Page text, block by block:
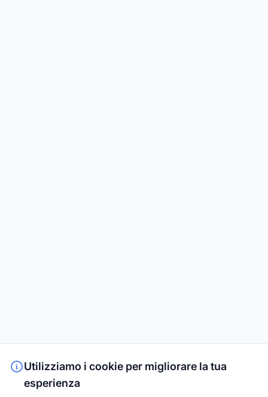
Utilizziamo i cookie per migliorare la tua
esperienza